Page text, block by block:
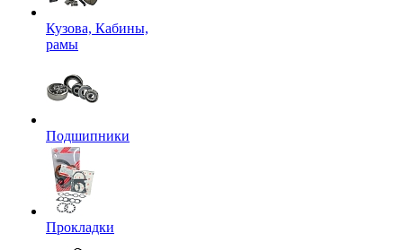
Кузова, Кабины,
рамы
Подшипники
Прокладки